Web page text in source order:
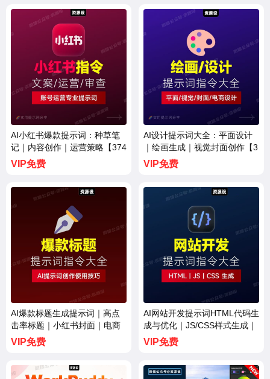
AI小红书爆款提示词：种草笔
记｜内容创作｜运营策略【374
1期】
VIP免费
AI设计提示词大全：平面设计
｜绘画生成｜视觉封面创作【3
740期】
VIP免费
AI爆款标题生成提示词｜高点
击率标题｜小红书封面｜电商
标题｜种草标题【3738期】
VIP免费
AI网站开发提示词HTML代码生
成与优化｜JS/CSS样式生成｜
GEO优化【3737期】
VIP免费